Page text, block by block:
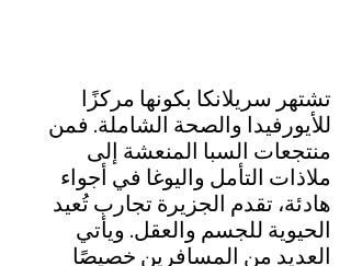
تشتهر سريلانكا بكونها مركزًا
للأيورفيدا والصحة الشاملة. فمن
منتجعات السبا المنعشة إلى
ملاذات التأمل واليوغا في أجواء
هادئة، تقدم الجزيرة تجارب تُعيد
الحيوية للجسم والعقل. ويأتي
العديد من المسافرين خصيصًا